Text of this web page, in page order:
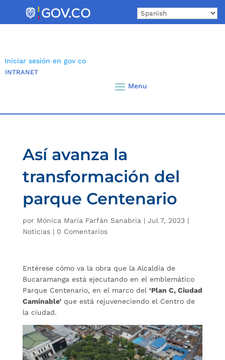
Iniciar sesión en gov co
INTRANET
Así avanza la
transformación del
parque Centenario
por Mónica María Farfán Sanabria | Jul 7, 2023|
Noticias| 0 Comentarios
Entérese cómo va la obra que la Alcaldía de
Bucaramanga está ejecutando en el emblemático
Parque Centenario, en el marco del ‘Plan C, Ciudad
Caminable’que está rejuveneciendo el Centro de
la ciudad.